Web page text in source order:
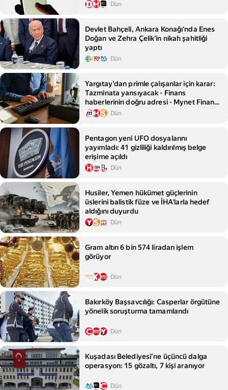
Dün
Devlet Bahçeli, Ankara Konağı'nda Enes
Doğan ve Zehra Çelik'in nikah şahitliği
yaptı
Dün
Yargıtay’dan primle çalışanlar için karar:
Tazminata yansıyacak - Finans
haberlerinin doğru adresi - Mynet Finans
Haber
Dün
Pentagon yeni UFO dosyalarını
yayımladı: 41 gizliliği kaldırılmış belge
erişime açıldı
Dün
Husiler, Yemen hükümet güçlerinin
üslerini balistik füze ve İHA'larla hedef
aldığını duyurdu
Dün
Gram altın 6 bin 574 liradan işlem
görüyor
Dün
Bakırköy Başsavcılığı: Casperlar örgütüne
yönelik soruşturma tamamlandı
Dün
Kuşadası Belediyesi’ne üçüncü dalga
operasyon: 15 gözaltı, 7 kişi aranıyor
Dün